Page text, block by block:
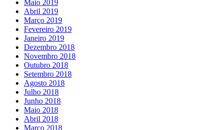
Maio 2019
Abril 2019
Março 2019
Fevereiro 2019
Janeiro 2019
Dezembro 2018
Novembro 2018
Outubro 2018
Setembro 2018
Agosto 2018
Julho 2018
Junho 2018
Maio 2018
Abril 2018
Março 2018